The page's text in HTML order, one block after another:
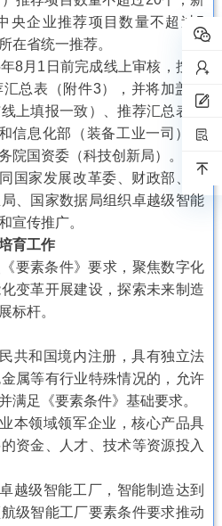
央企业推荐项目数量不超过5
在省统一推荐。
8月1日前完成线上审核，按推
总表（附件3），并将加盖公
上填报一致）、推荐汇总表、
信息化部（装备工业一司），
院国资委（科技创新局）。
国家发展改革委、财政部、国
、国家数据局组织卓越级智能
宣传推广。
育工作
要素条件》要求，聚焦数字化
变革开展建设，探索未来制造
标杆。
共和国境内注册，具有独立法
属等有行业特殊情况的，允许
满足《要素条件》基础要求。
本领域领军企业，核心产品具
资金、人才、技术等资源投入
越级智能工厂，智能制造达到
级智能工厂要素条件要求推动